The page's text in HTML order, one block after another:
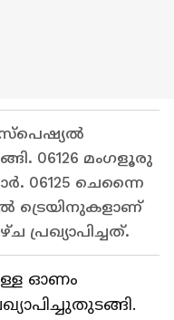
സ്പെഷ്യൽ
06126 മം​ഗളൂരു
06125 ചെന്നൈ
ട്രെയിനുകളാണ്
പ്രഖ്യാപിച്ചത്.
ഓണം